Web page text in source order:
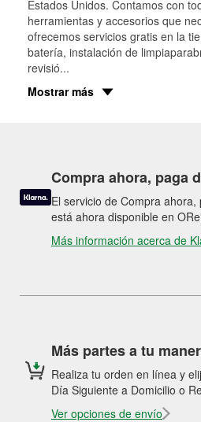
Estados Unidos. Contamos con
herramientas y accesorios que
ofrecemos servicios gratis en la
batería, instalación de
revisió...
Mostrar más
Compra ahora, paga
El servicio de Compra
está ahora disponible en
Más información acerca de
Más partes a tu
Realiza tu orden en línea y
Día Siguiente a Domicilio o
Ver opciones de envío